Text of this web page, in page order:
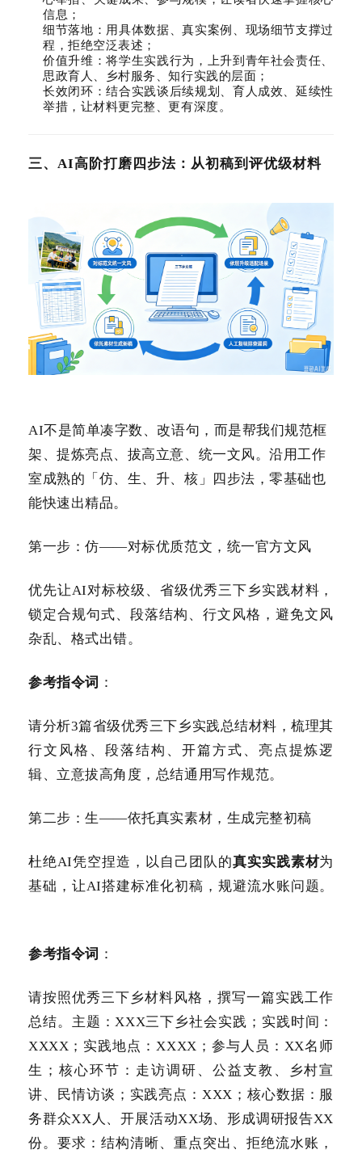
信息；
细节落地：用具体数据、真实案例、现场细节支撑过
程，拒绝空泛表述；
价值升维：将学生实践行为，上升到青年社会责任、
思政育人、乡村服务、知行实践的层面；
长效闭环：结合实践谈后续规划、育人成效、延续性
举措，让材料更完整、更有深度。
三、AI高阶打磨四步法：从初稿到评优级材料
AI不是简单凑字数、改语句，而是帮我们规范框
架、提炼亮点、拔高立意、统一文风。沿用工作
室成熟的「仿、生、升、核」四步法，零基础也
能快速出精品。
第一步：仿——对标优质范文，统一官方文风
优先让AI对标校级、省级优秀三下乡实践材料，
锁定合规句式、段落结构、行文风格，避免文风
杂乱、格式出错。
参考指令词 ：
请分析3篇省级优秀三下乡实践总结材料，梳理其
行文风格、段落结构、开篇方式、亮点提炼逻
辑、立意拔高角度，总结通用写作规范。
第二步：生——依托真实素材，生成完整初稿
杜绝AI凭空捏造，以自己团队的真实实践素材为
基础，让AI搭建标准化初稿，规避流水账问题。
参考指令词 ：
请按照优秀三下乡材料风格，撰写一篇实践工作
总结。主题：XXX三下乡社会实践；实践时间：
XXXX；实践地点：XXXX；参与人员：XX名师
生；核心环节：走访调研、公益支教、乡村宣
讲、民情访谈；实践亮点：XXX；核心数据：服
务群众XX人、开展活动XX场、形成调研报告XX
份。要求：结构清晰、重点突出、拒绝流水账，